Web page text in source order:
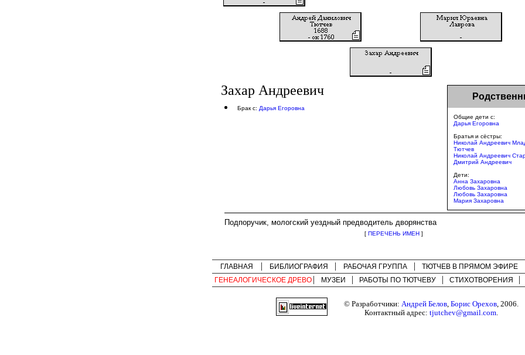
Общие дети с:
Дарья Егоровна
Братья и сёстры:
Николай Андреевич
Тютчев
Николай Андреевич
Дмитрий Андреевич
Дети:
Анна Захаровна
Любовь Захаровна
Любовь Захаровна
Мария Захаровна
Захар Андреевич
Брак с: Дарья Егоровна
Подпоручик, мологский уездный предводитель дворянства
[ ПЕРЕЧЕНЬ ИМЕН ]
ГЛАВНАЯ БИБЛИОГРАФИЯ РАБОЧАЯ ГРУППА
ТЮТЧЕВ В ПРЯМОМ ЭФИРЕ
ГЕНЕАЛОГИЧЕСКОЕ ДРЕВО
МУЗЕИ РАБОТЫ ПО ТЮТЧЕВУ СТИХОТВОРЕНИЯ
© Разработчики: Андрей Белов, Борис Орехов, 2006.
Контактный адрес: tjutchev@gmail.com.